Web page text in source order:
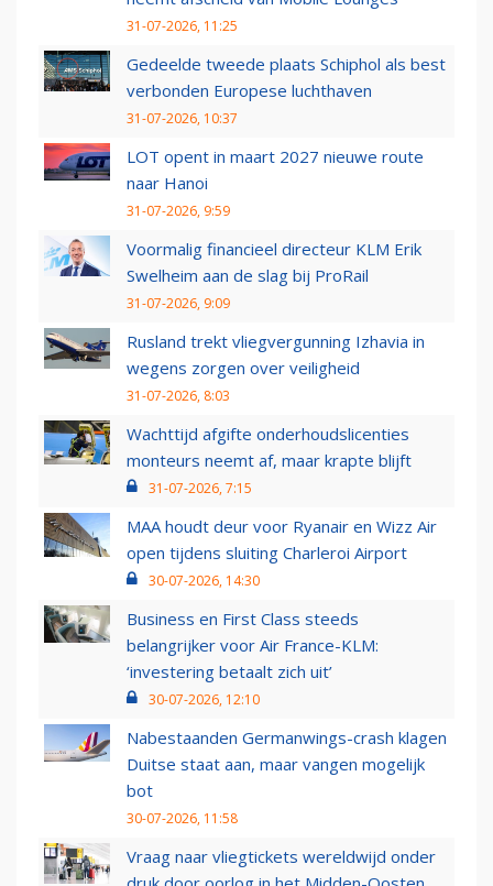
31-07-2026, 11:25
Gedeelde tweede plaats Schiphol als best
verbonden Europese luchthaven
31-07-2026, 10:37
LOT opent in maart 2027 nieuwe route
naar Hanoi
31-07-2026, 9:59
Voormalig financieel directeur KLM Erik
Swelheim aan de slag bij ProRail
31-07-2026, 9:09
Rusland trekt vliegvergunning Izhavia in
wegens zorgen over veiligheid
31-07-2026, 8:03
Wachttijd afgifte onderhoudslicenties
monteurs neemt af, maar krapte blijft
31-07-2026, 7:15
MAA houdt deur voor Ryanair en Wizz Air
open tijdens sluiting Charleroi Airport
30-07-2026, 14:30
Business en First Class steeds
belangrijker voor Air France-KLM:
‘investering betaalt zich uit’
30-07-2026, 12:10
Nabestaanden Germanwings-crash klagen
Duitse staat aan, maar vangen mogelijk
bot
30-07-2026, 11:58
Vraag naar vliegtickets wereldwijd onder